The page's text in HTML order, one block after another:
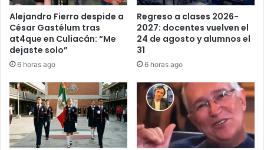
Alejandro Fierro despide a
César Gastélum tras
at4que en Culiacán: “Me
dejaste solo”
6 horas ago
Regreso a clases 2026-
2027: docentes vuelven el
24 de agosto y alumnos el
31
6 horas ago